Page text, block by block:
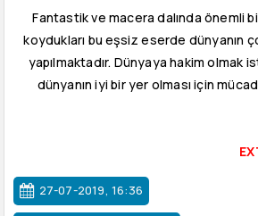
Fantastik ve macera dalında önemli
koydukları bu eşsiz eserde dünyanın
yapılmaktadır. Dünyaya hakim
dünyanın iyi bir yer olması için
27-07-2019, 16:36